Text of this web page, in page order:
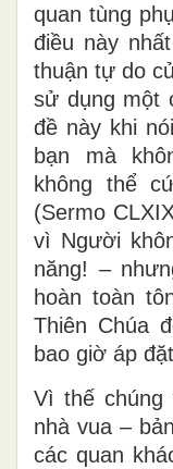
quan tùng
điều này
thuận tự do
sử dụng một
đề này khi
bạn mà
không thể
(Sermo
vì Người
năng! –
hoàn toàn
Thiên Chúa
bao giờ áp
Vì thế chúng
nhà vua –
các quan